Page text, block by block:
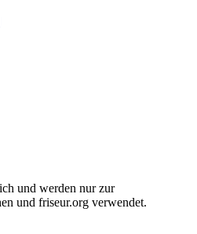
und werden nur zur
und friseur.org verwendet.